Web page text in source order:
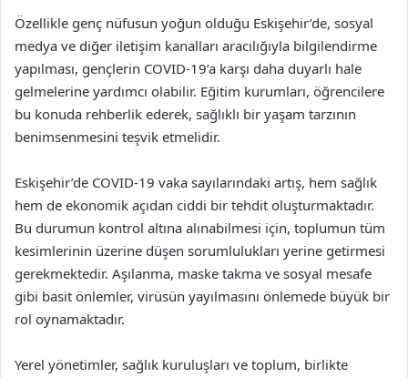
Özellikle genç nüfusun yoğun olduğu Eskişehir’de, sosyal
medya ve diğer iletişim kanalları aracılığıyla bilgilendirme
yapılması, gençlerin COVID-19’a karşı daha duyarlı hale
gelmelerine yardımcı olabilir. Eğitim kurumları, öğrencilere
bu konuda rehberlik ederek, sağlıklı bir yaşam tarzının
benimsenmesini teşvik etmelidir.
Eskişehir’de COVID-19 vaka sayılarındaki artış, hem sağlık
hem de ekonomik açıdan ciddi bir tehdit oluşturmaktadır.
Bu durumun kontrol altına alınabilmesi için, toplumun tüm
kesimlerinin üzerine düşen sorumlulukları yerine getirmesi
gerekmektedir. Aşılanma, maske takma ve sosyal mesafe
gibi basit önlemler, virüsün yayılmasını önlemede büyük bir
rol oynamaktadır.
Yerel yönetimler, sağlık kuruluşları ve toplum, birlikte